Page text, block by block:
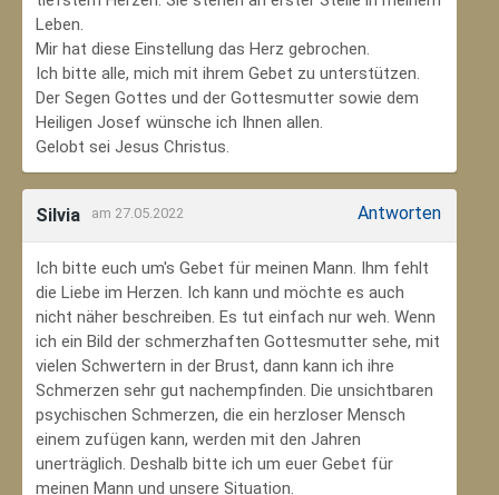
Leben.
Mir hat diese Einstellung das Herz gebrochen.
Ich bitte alle, mich mit ihrem Gebet zu unterstützen.
Der Segen Gottes und der Gottesmutter sowie dem
Heiligen Josef wünsche ich Ihnen allen.
Gelobt sei Jesus Christus.
Silvia am 27.05.2022 Antworten
Ich bitte euch um's Gebet für meinen Mann. Ihm fehlt
die Liebe im Herzen. Ich kann und möchte es auch
nicht näher beschreiben. Es tut einfach nur weh. Wenn
ich ein Bild der schmerzhaften Gottesmutter sehe, mit
vielen Schwertern in der Brust, dann kann ich ihre
Schmerzen sehr gut nachempfinden. Die unsichtbaren
psychischen Schmerzen, die ein herzloser Mensch
einem zufügen kann, werden mit den Jahren
unerträglich. Deshalb bitte ich um euer Gebet für
meinen Mann und unsere Situation.